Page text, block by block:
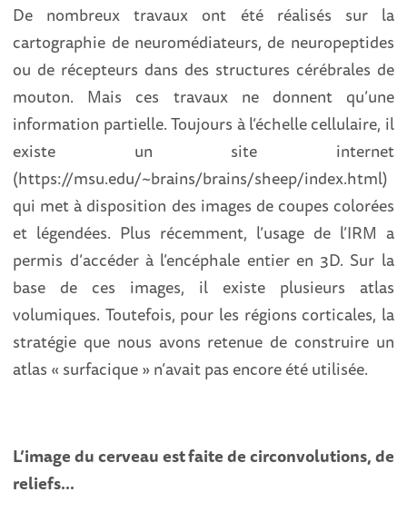
De nombreux travaux ont été réalisés sur la
cartographie de neuromédiateurs, de neuropeptides
ou de récepteurs dans des structures cérébrales de
mouton. Mais ces travaux ne donnent qu’une
information partielle. Toujours à l’échelle cellulaire, il
existe un site internet
(https://msu.edu/~brains/brains/sheep/index.html)
qui met à disposition des images de coupes colorées
et légendées. Plus récemment, l’usage de l’IRM a
permis d’accéder à l’encéphale entier en 3D. Sur la
base de ces images, il existe plusieurs atlas
volumiques. Toutefois, pour les régions corticales, la
stratégie que nous avons retenue de construire un
atlas « surfacique » n’avait pas encore été utilisée.
L’image du cerveau est faite de circonvolutions, de
reliefs…